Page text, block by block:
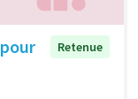
Retenue